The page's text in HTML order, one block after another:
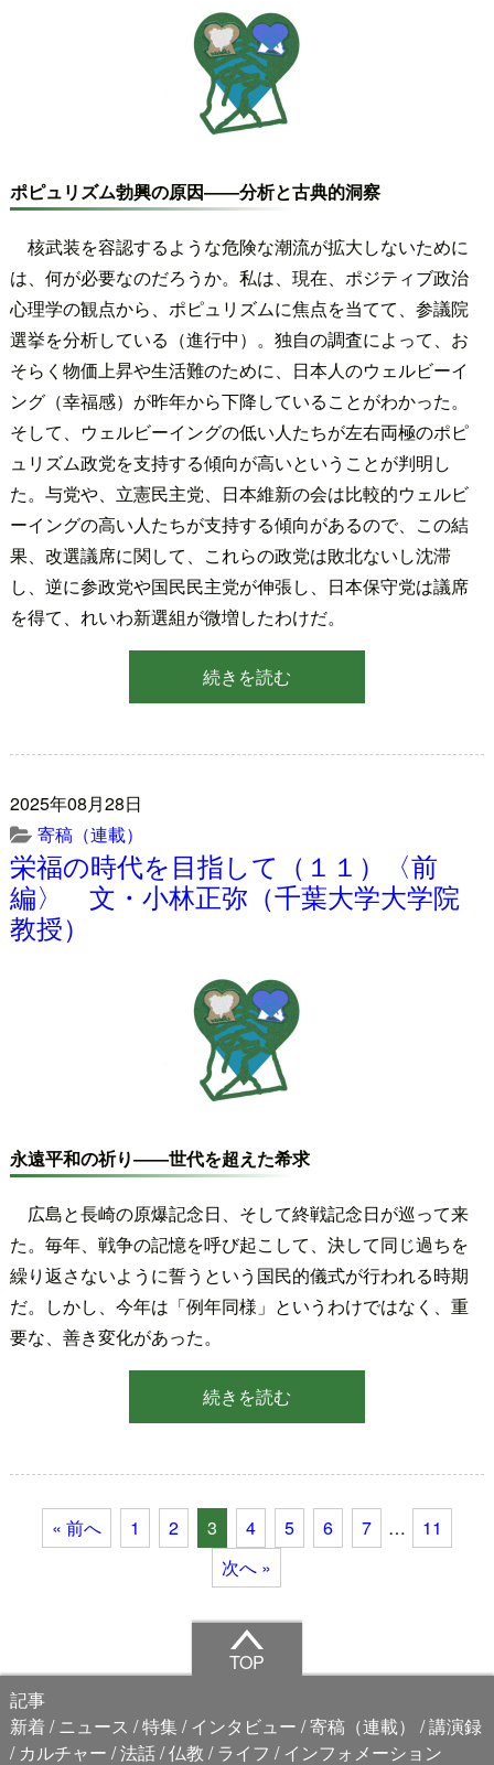
ポピュリズム勃興の原因――分析と古典的洞察
核武装を容認するような危険な潮流が拡大しないために
は、何が必要なのだろうか。私は、現在、ポジティブ政治
心理学の観点から、ポピュリズムに焦点を当てて、参議院
選挙を分析している（進行中）。独自の調査によって、お
そらく物価上昇や生活難のために、日本人のウェルビーイ
ング（幸福感）が昨年から下降していることがわかった。
そして、ウェルビーイングの低い人たちが左右両極のポピ
ュリズム政党を支持する傾向が高いということが判明し
た。与党や、立憲民主党、日本維新の会は比較的ウェルビ
ーイングの高い人たちが支持する傾向があるので、この結
果、改選議席に関して、これらの政党は敗北ないし沈滞
し、逆に参政党や国民民主党が伸張し、日本保守党は議席
を得て、れいわ新選組が微増したわけだ。
続きを読む
2025年08月28日
寄稿（連載）
栄福の時代を目指して（１１）〈前
編〉 文・小林正弥（千葉大学大学院
教授）
永遠平和の祈り――世代を超えた希求
広島と長崎の原爆記念日、そして終戦記念日が巡って来
た。毎年、戦争の記憶を呼び起こして、決して同じ過ちを
繰り返さないように誓うという国民的儀式が行われる時期
だ。しかし、今年は「例年同様」というわけではなく、重
要な、善き変化があった。
続きを読む
« 前へ 1 2 3 4 5 6 7 …
11
次へ »
TOP
記事
新着
ニュース 特集 インタビュー 寄稿（連載）
講演録
カルチャー 法話 仏教 ライフ インフォメーション